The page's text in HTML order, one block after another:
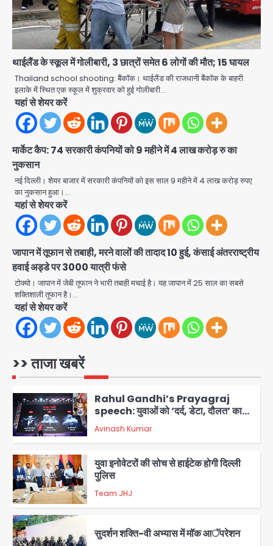
थाईलैंड के स्कूल में गोलीबारी, 3 छात्रों समेत 6 लोगों की मौत; 15 घायल
Thailand school shooting: बैंकॉक। थाईलैंड की राजधानी बैंकॉक के बाहरी
इलाके में स्थित एक स्कूल में शुक्रवार को हुई गोलीबारी…
यहां से शेयर करें
मार्केट कैप: 74 सरकारी कंपनियों को 9 महीने में 4 लाख करोड़ रु का
नुकसान
नई दिल्ली। शेयर बाजार में सरकारी कंपनियों को इस साल 9 महीने में 4 लाख करोड़ रुपए
का नुकसान हुआ।…
यहां से शेयर करें
जापान में तूफान से तबाही, मरने वालों की तादाद 10 हुई, कंसाई अंतरराष्ट्रीय
हवाई अड्डे पर 3000 यात्री फंसे
टोक्यो। जापान में जेबी तूफान ने भारी तबाही मचाई है। यह जापान में 25 साल का सबसे
शक्तिशाली तूफान है।…
यहां से शेयर करें
>> ताजा खबरें
2
Rahul Gandhi’s Prayagraj
speech: युवाओं को ‘दर्द, डेटा, दौलत’ का
3
युवा इनोवेटरों की सोच से हाईटेक होगी दिल्ली
पुलिस
4
सुदर्शन शक्ति-वी अभ्यास में मॉक आॅपरेशन
Team JHJ
5
एयरपोर्ट का फर्जी कर्मचारी बनकर 3 लाख
उड़ाए, अब पहुंचा सलाखों के पीछे
1
Noida Sector-49: सेक्टर-49 में 18
2
Rahul Gandhi’s Prayagraj
speech: युवाओं को ‘दर्द, डेटा, दौलत’ का
संदेश, बीजेपी का वार
Avinash Kumar
3
युवा इनोवेटरों की सोच से हाईटेक होगी दिल्ली
पुलिस
Team JHJ
सुदर्शन शक्ति-वी अभ्यास में मॉक आॅपरेशन